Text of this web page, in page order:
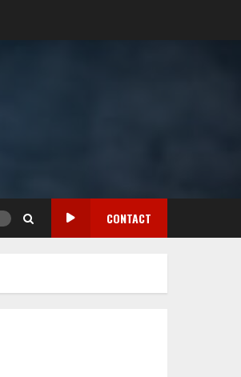
CONTACT